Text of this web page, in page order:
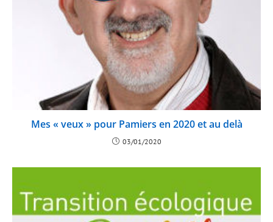
Mes « veux » pour Pamiers en 2020 et au delà
03/01/2020